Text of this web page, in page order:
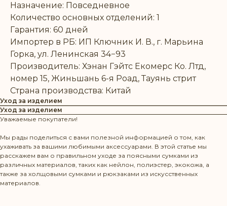
Назначение: Повседневное
Количество основных отделений: 1
Гарантия: 60 дней
Импортер в РБ: ИП Ключник И. В., г. Марьина
Горка, ул. Ленинская 34−93
Производитель: Хэнан Гэйтс Екомерс Ко. Лтд,
номер 15, Жиньшань 6-я Роад, Тауянь стрит
Страна производства: Китай
Уход за изделием
Уход за изделием
Уважаемые покупатели!
Мы рады поделиться с вами полезной информацией о том, как
ухаживать за вашими любимыми аксессуарами. В этой статье мы
расскажем вам о правильном уходе за поясными сумками из
различных материалов, таких как нейлон, полиэстер, экокожа, а
также за холщовыми сумками и рюкзаками из искусственных
материалов.